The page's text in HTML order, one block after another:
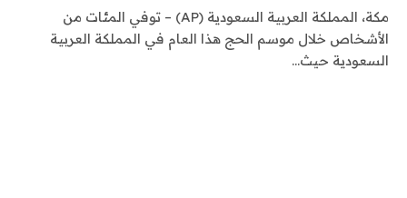
مكة، المملكة العربية السعودية (AP) – توفي المئات من
الأشخاص خلال موسم الحج هذا العام في المملكة العربية
السعودية حيث…